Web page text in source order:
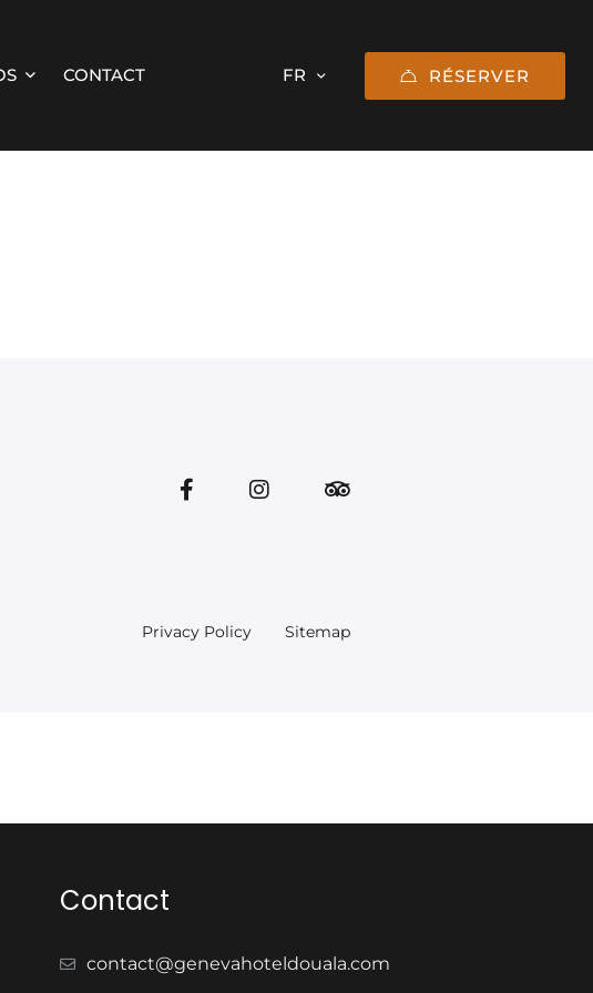
CONTACT RÉSERVER
Privacy Policy Sitemap
Contact
contact@genevahoteldouala.com